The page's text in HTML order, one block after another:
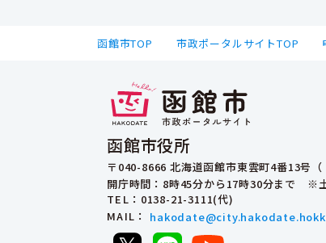
函館市TOP 市政ポータルサイトTOP
函館市役所
〒040-8666 北海道函館市東雲町4番13号（
開庁時間：8時45分から17時30分まで ※
TEL ：0138-21-3111(代)
MAIL ：